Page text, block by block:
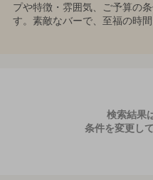
プや特徴・雰囲気、ご予算の
す。素敵なバーで、至福の時間
検索結果
条件を変更し